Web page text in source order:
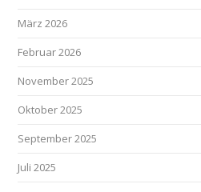
März 2026
Februar 2026
November 2025
Oktober 2025
September 2025
Juli 2025